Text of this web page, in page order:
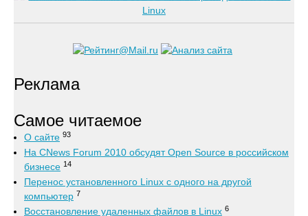
Реклама
Самое читаемое
О сайте 93
На CNews Forum 2010 обсудят Open Source в российском
бизнесе 14
Перенос установленного Linux с одного на другой
компьютер 7
Восстановление удаленных файлов в Linux 6